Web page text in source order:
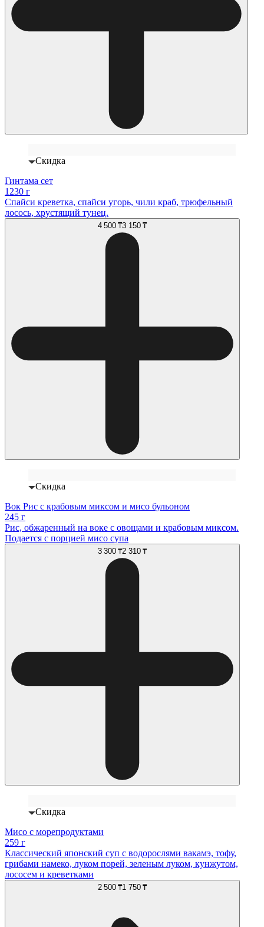
Скидка
Гинтама сет
1230 г
Спайси креветка, спайси угорь, чили краб, трюфельный
лосось, хрустящий тунец.
4 500 ₸3 150 ₸
Скидка
Вок Рис с крабовым миксом и мисо бульоном
245 г
Рис, обжаренный на воке с овощами и крабовым миксом.
Подается с порцией мисо супа
3 300 ₸2 310 ₸
Скидка
Мисо с морепродуктами
259 г
Классический японский суп с водорослями вакамэ, тофу,
грибами намеко, луком порей, зеленым луком, кунжутом,
лососем и креветками
2 500 ₸1 750 ₸